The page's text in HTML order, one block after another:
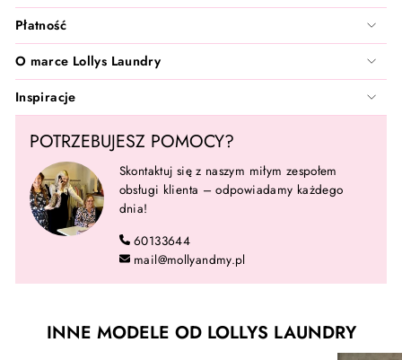
Płatność
O marce Lollys Laundry
Inspiracje
POTRZEBUJESZ POMOCY?
Skontaktuj się z naszym miłym zespołem
obsługi klienta – odpowiadamy każdego
dnia!
60133644
mail@mollyandmy.pl
INNE MODELE OD LOLLYS LAUNDRY